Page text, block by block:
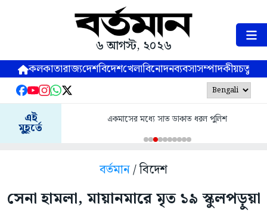
৬ আগস্ট, ২০২৬
কলকাতারাজ্যদেশবিদেশখেলাবিনোদনব্যবসাসম্পাদকীয়
এই
মুহূর্তে
একমাসের মধ্যে সাত ডাকাত ধরল পুলিশ
বর্তমান/ বিদেশ
সেনা হামলা, মায়ানমারে মৃত ১৯ স্কুলপড়ুয়া